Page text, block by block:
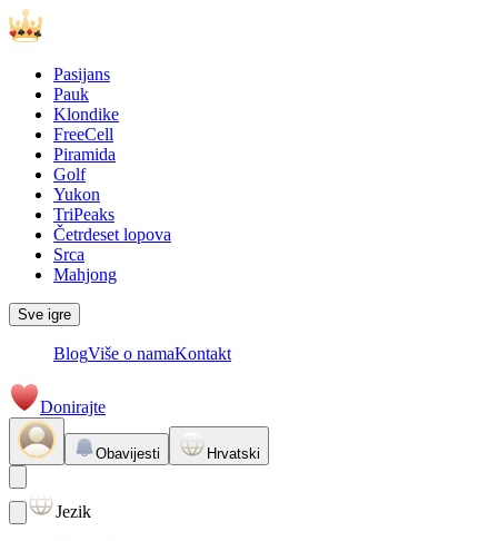
Pasijans
Pauk
Klondike
FreeCell
Piramida
Golf
Yukon
TriPeaks
Četrdeset lopova
Srca
Mahjong
Sve igre
BlogViše o namaKontakt
Donirajte
Obavijesti Hrvatski
Jezik